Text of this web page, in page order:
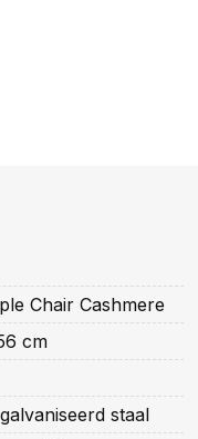
Chair Cashmere
cm
staal